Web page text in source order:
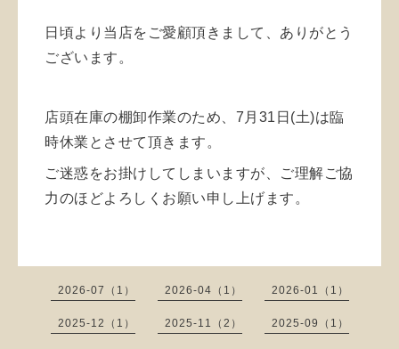
日頃より当店をご愛顧頂きまして、ありがとう
ございます。
店頭在庫の棚卸作業のため、7月31日(土)は臨
時休業とさせて頂きます。
ご迷惑をお掛けしてしまいますが、ご理解ご協
力のほどよろしくお願い申し上げます。
2026-07（1） 2026-04（1） 2026-01（1）
2025-12（1） 2025-11（2） 2025-09（1）